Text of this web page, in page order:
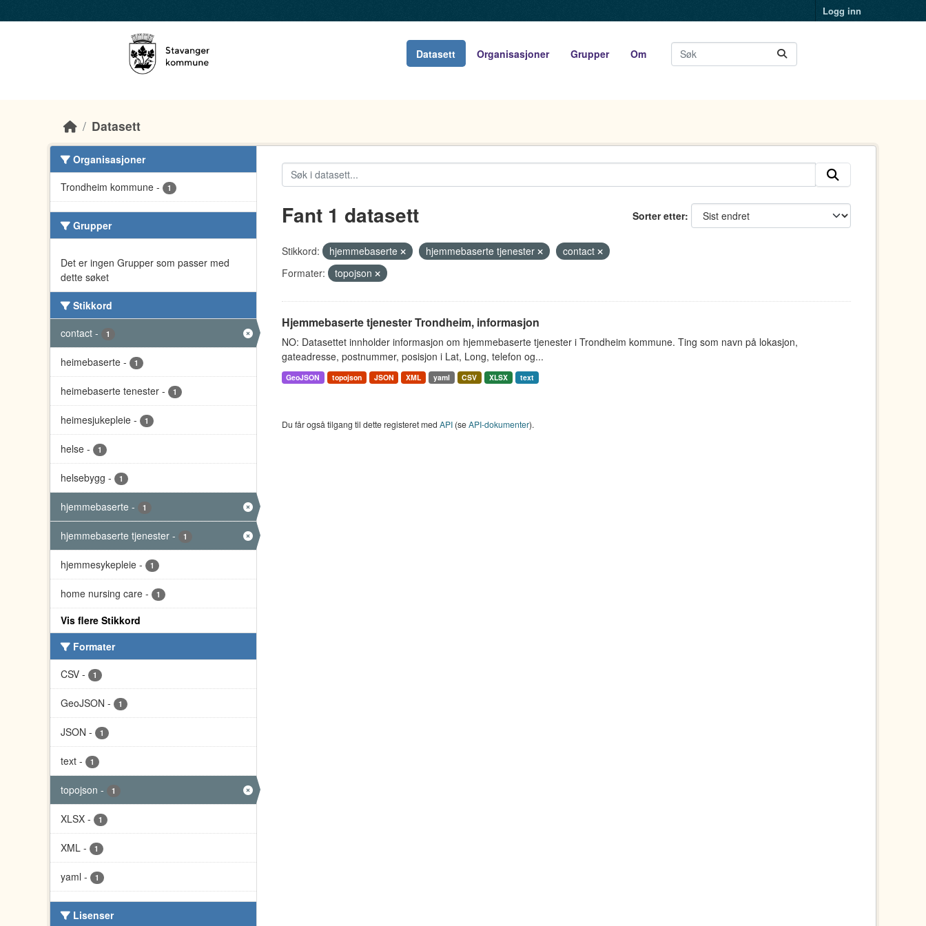
Logg inn
Datasett Organisasjoner Grupper Om
Datasett
Organisasjoner
Trondheim kommune - 1
Grupper
Det er ingen Grupper som passer med
dette søket
Stikkord
contact - 1
heimebaserte - 1
heimebaserte tenester - 1
heimesjukepleie - 1
helse - 1
helsebygg - 1
hjemmebaserte - 1
hjemmebaserte tjenester - 1
hjemmesykepleie - 1
home nursing care - 1
Vis flere Stikkord
Formater
CSV - 1
GeoJSON - 1
JSON - 1
text - 1
topojson - 1
XLSX - 1
XML - 1
yaml - 1
Lisenser
Sorter etter
Fant 1 datasett
Stikkord: hjemmebaserte hjemmebaserte tjenester
contact
Formater:
topojson
Hjemmebaserte tjenester Trondheim, informasjon
NO: Datasettet innholder informasjon om hjemmebaserte tjenester i Trondheim kommune. Ting som navn på lokasjon,
gateadresse, postnummer, posisjon i Lat, Long, telefon og...
GeoJSON topojson JSON XML yaml CSV XLSX text
Du får også tilgang til dette registeret med API(seAPI-dokumenter).